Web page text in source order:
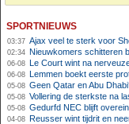
sportnieuws
03:37 Ajax veel te sterk voor Shelbourne, maar
02:34 Nieuwkomers schitteren bij ruime
06-08 Le Court wint na nerveuze
06-08 Lemmen boekt eerste profzege in
05-08 Geen Qatar en Abu Dhabi? Dan eindigt Formule 1-
05-08 Vollering de sterkste na
05-08 Gedurfd NEC blijft overeind
04-08 Reusser wint tijdrit en neemt geel over,